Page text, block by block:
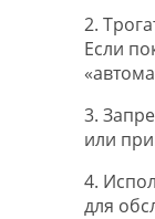
2.
Если
3.
или
4.
для